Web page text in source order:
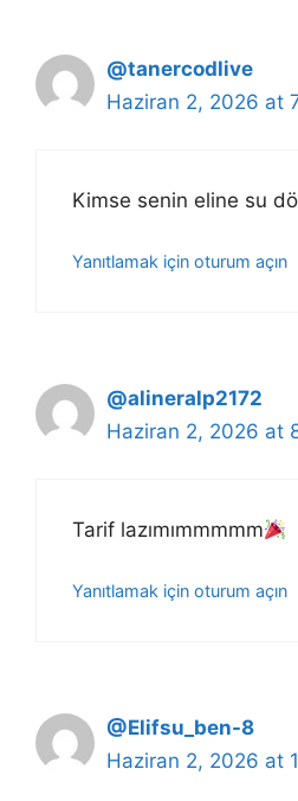
@tanercodlive
Haziran 2, 2026 at
Kimse senin eline su
Yanıtlamak için oturum açın
@alineralp2172
Haziran 2, 2026 at
Tarif lazımımmmmm
Yanıtlamak için oturum açın
@Elifsu_ben-8
Haziran 2, 2026 at